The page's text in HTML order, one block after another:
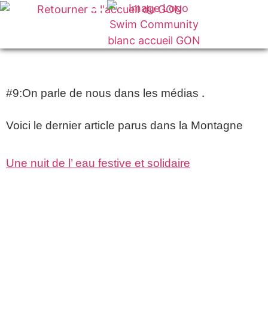
#9:On parle de nous dans les médias .
Voici le dernier article parus dans la Montagne
Une nuit de l’ eau festive et solidaire